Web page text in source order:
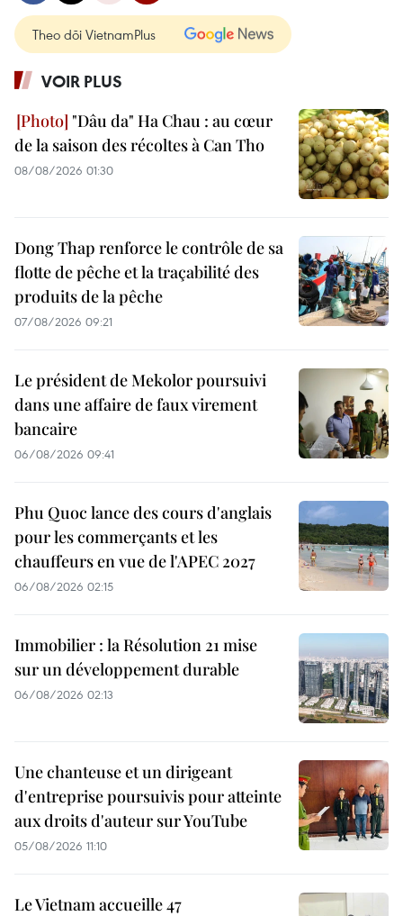
Theo dõi VietnamPlus
VOIR PLUS
"Dâu da" Ha Chau : au cœur
de la saison des récoltes à Can Tho
08/08/2026 01:30
Dong Thap renforce le contrôle de sa
flotte de pêche et la traçabilité des
produits de la pêche
07/08/2026 09:21
Le président de Mekolor poursuivi
dans une affaire de faux virement
bancaire
06/08/2026 09:41
Phu Quoc lance des cours d'anglais
pour les commerçants et les
chauffeurs en vue de l'APEC 2027
06/08/2026 02:15
Immobilier : la Résolution 21 mise
sur un développement durable
06/08/2026 02:13
Une chanteuse et un dirigeant
d'entreprise poursuivis pour atteinte
aux droits d'auteur sur YouTube
05/08/2026 11:10
Le Vietnam accueille 47